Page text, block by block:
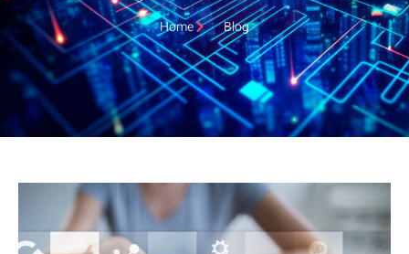
Home Blog